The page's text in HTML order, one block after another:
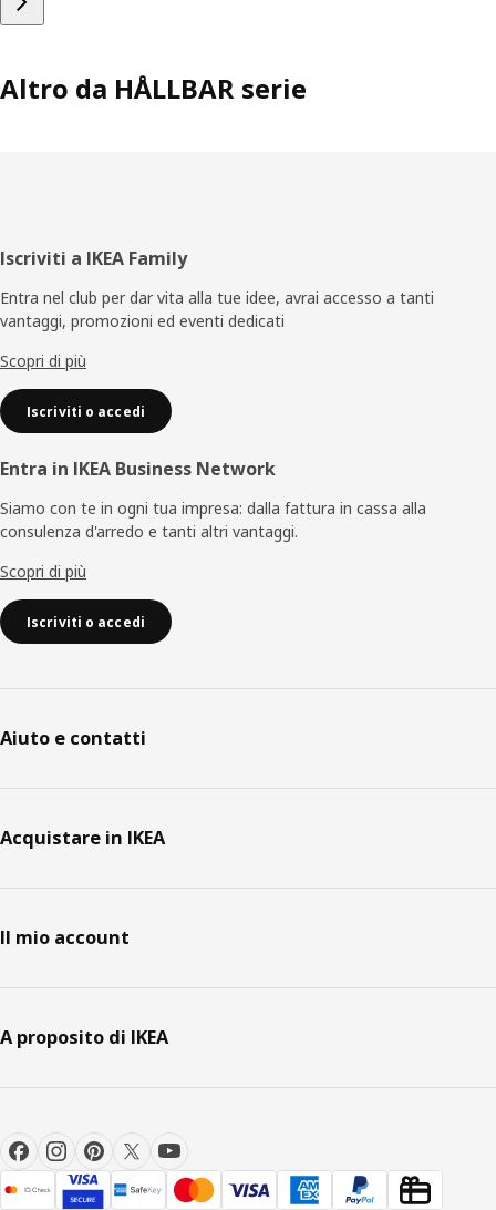
Altro da HÅLLBAR serie
Piè
di
pagina
Iscriviti a IKEA Family
Entra nel club per dar vita alla tue idee, avrai accesso a tanti
vantaggi, promozioni ed eventi dedicati
Scopri di più
Iscriviti o accedi
Entra in IKEA Business Network
Siamo con te in ogni tua impresa: dalla fattura in cassa alla
consulenza d'arredo e tanti altri vantaggi.
Scopri di più
Iscriviti o accedi
Aiuto e contatti
Acquistare in IKEA
Il mio account
A proposito di IKEA